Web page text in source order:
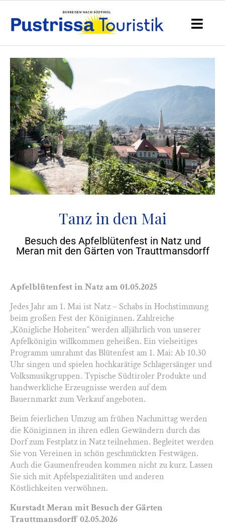
Tanz in den Mai
Besuch des Apfelblütenfest in Natz und
Meran mit den Gärten von Trauttmansdorff
Apfelblütenfest in Natz am 01.05.2025
Jedes Jahr am 1. Mai ist Natz – Schabs in Hochstimmung
beim großen Fest der Königinnen. Zahlreiche
„Königliche Hoheiten“ werden alljährlich von unserer
Apfelkönigin willkommen geheißen. Ein vielseitiges
Programm umrahmt das Blütenfest am 1. Mai: Ab 10.30
Uhr singen und spielen hochkarätige Schlagersänger und
Volksmusikgruppen. Typische Südtiroler Produkte und
handwerkliche Erzeugnisse werden auf dem
Bauernmarkt zum Verkauf angeboten.
Beim feierlichen Umzug am frühen Nachmittag werden
die Königinnen in ihren edlen Gewändern durch das
Dorf zum Festplatz in Natz teilnehmen. Begleitet werden
Sie von Vereinen in schön geschmückten Festwägen.
Auch die Gaumenfreuden kommen nicht zu kurz. Lassen
Sie sich mit Apfelspezialitäten und anderen
Köstlichkeiten verwöhnen.
Kurstadt Meran mit Besuch der Gärten
Trauttmansdorff 02.05.2026